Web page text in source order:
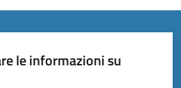
le informazioni su